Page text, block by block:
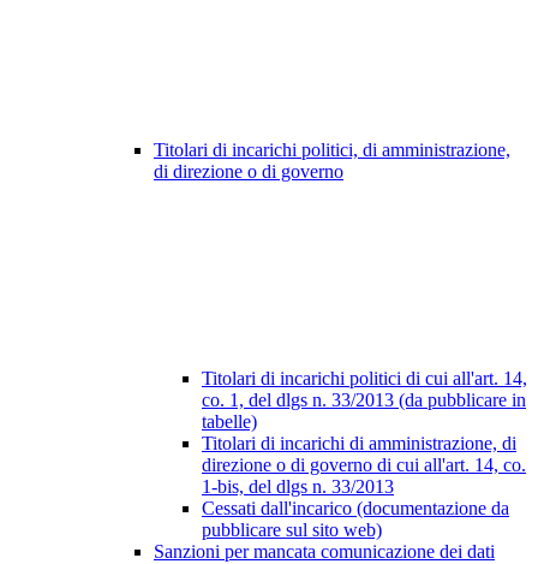
Titolari di incarichi politici, di amministrazione,
di direzione o di governo
Titolari di incarichi politici di cui all'art. 14,
co. 1, del dlgs n. 33/2013 (da pubblicare in
tabelle)
Titolari di incarichi di amministrazione, di
direzione o di governo di cui all'art. 14, co.
1-bis, del dlgs n. 33/2013
Cessati dall'incarico (documentazione da
pubblicare sul sito web)
Sanzioni per mancata comunicazione dei dati